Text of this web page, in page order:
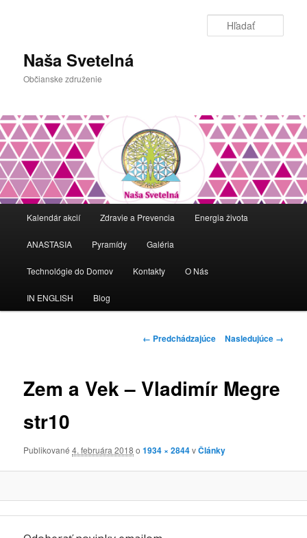
Naša Svetelná
Občianske združenie
Kalendár akcií Zdravie a Prevencia Energia života
ANASTASIA Pyramídy Galéria
Technológie do Domov Kontakty O Nás
IN ENGLISH Blog
Navigácia
← Predchádzajúce Nasledujúce →
Zem a Vek – Vladimír Megre
str10
Publikované4. februára 2018 o1934 × 2844vČlánky